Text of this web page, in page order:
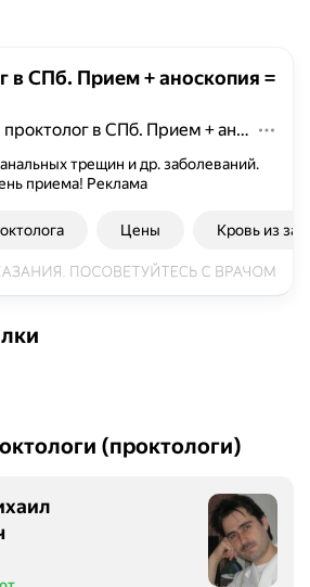
в СПб. Прием + аноскопия =
в СПб. Прием + аноскопия = 1700₽
трещин и др. заболеваний.
приема! Реклама
Цены Кровь из
(проктологи)